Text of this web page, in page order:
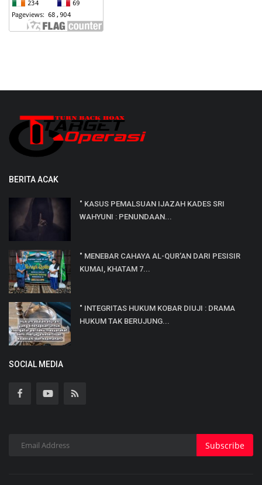
BERITA ACAK
" KASUS PEMALSUAN IJAZAH KADES SRI
WAHYUNI : PENUNDAAN...
" MENEBAR CAHAYA AL-QUR'AN DARI PESISIR
KUMAI, KHATAM 7...
" INTEGRITAS HUKUM KOBAR DIUJI : DRAMA
HUKUM TAK BERUJUNG...
SOCIAL MEDIA
Subscribe